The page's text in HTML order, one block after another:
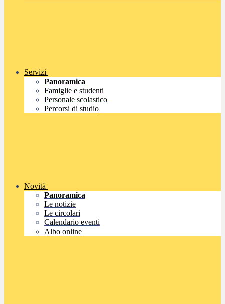
Servizi
Panoramica
Famiglie e studenti
Personale scolastico
Percorsi di studio
Novità
Panoramica
Le notizie
Le circolari
Calendario eventi
Albo online